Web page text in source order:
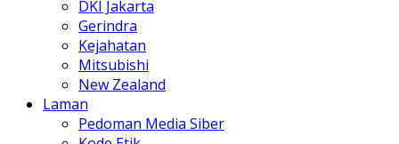
DKI Jakarta
Gerindra
Kejahatan
Mitsubishi
New Zealand
Laman
Pedoman Media Siber